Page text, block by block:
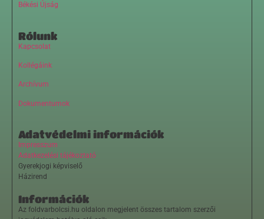
Békési Újság
Rólunk
Kapcsolat
Kollégáink
Archívum
Dokumentumok
Adatvédelmi információk
Impresszum
Adatkezelési tájékoztató
Gyerekjogi képviselő
Házirend
Információk
Az foldvarbolcsi.hu oldalon megjelent összes tartalom szerzői